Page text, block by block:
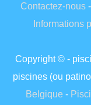
Contactez-nous-
Informations
Copyright © -
piscines (ou
Belgique-